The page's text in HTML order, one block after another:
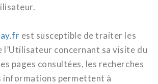
est susceptible de traiter les
concernant sa visite du
pages consultées, les recherches
informations permettent à